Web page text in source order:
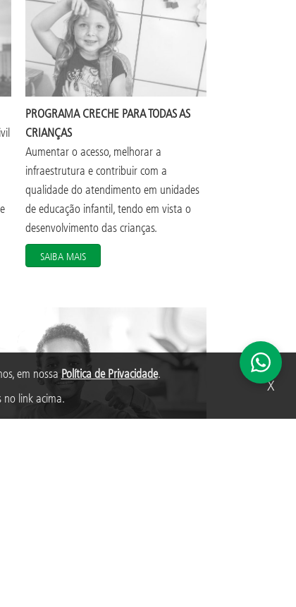
em nossa Política de Privacidade.
no link acima.
X
PROGRAMA CRECHE PARA TODAS AS
CRIANÇAS
Aumentar o acesso, melhorar a
infraestrutura e contribuir com a
qualidade do atendimento em unidades
de educação infantil, tendo em vista o
desenvolvimento das crianças.
SAIBA MAIS